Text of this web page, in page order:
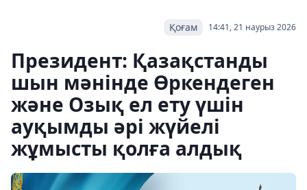
14:41, 21 наурыз 2026
Қоғам
Президент: Қазақстанды
шын мәнінде Өркендеген
және Озық ел ету үшін
ауқымды әрі жүйелі
жұмысты қолға алдық